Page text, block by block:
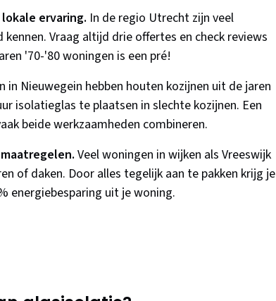
ervaring. In de regio Utrecht zijn veel
Vraag altijd drie offertes en check reviews
'70-'80 woningen is een pré!
in Nieuwegein hebben houten kozijnen uit de jaren
isolatieglas te plaatsen in slechte kozijnen. Een
beide werkzaamheden combineren.
Veel woningen in wijken als Vreeswijk
of daken. Door alles tegelijk aan te pakken krijg je
energiebesparing uit je woning.